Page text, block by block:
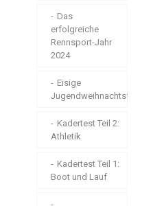
Weltmeisterschaften
der Junioren
Wir hatten sehr
gute
Meisterschaften!
Friedersdorf
Strike, Pizza &
Weihnachtsstimmung
Laubegast
Jugendfahrt
Flöha zum
ersten Mal
Das
erfolgreiche
Rennsport-Jahr
2024
Eisige
Jugendweihnachtsfeier
Kadertest Teil 2:
Athletik
Kadertest Teil 1:
Boot und Lauf